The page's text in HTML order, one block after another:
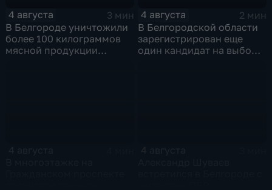
4 августа
3 мин
В Белгороде уничтожили
более 100 килограммов
мясной продукции
4 августа
2 мин
В Белгородской области
зарегистрирован еще
один кандидат на выборы